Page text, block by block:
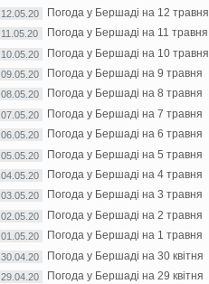
12.05.20 Погода у Бершаді на 12 травня
11.05.20 Погода у Бершаді на 11 травня
10.05.20 Погода у Бершаді на 10 травня
09.05.20 Погода у Бершаді на 9 травня
08.05.20 Погода у Бершаді на 8 травня
07.05.20 Погода у Бершаді на 7 травня
06.05.20 Погода у Бершаді на 6 травня
05.05.20 Погода у Бершаді на 5 травня
04.05.20 Погода у Бершаді на 4 травня
03.05.20 Погода у Бершаді на 3 травня
02.05.20 Погода у Бершаді на 2 травня
01.05.20 Погода у Бершаді на 1 травня
30.04.20 Погода у Бершаді на 30 квітня
29.04.20 Погода у Бершаді на 29 квітня